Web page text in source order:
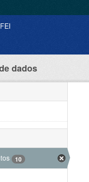
dados
10